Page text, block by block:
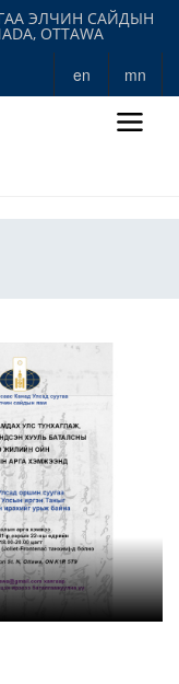
ЭЛЧИН САЙДЫН
OTTAWA
en mn